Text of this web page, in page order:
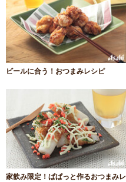
ビールに合う！おつまみレシピ
家飲み限定！ぱぱっと作るおつまみレ